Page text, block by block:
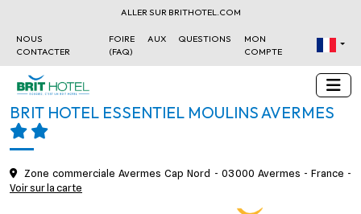
ALLER SUR BRITHOTEL.COM
NOUS
CONTACTER
FOIRE AUX QUESTIONS
(FAQ)
MON
COMPTE
BRIT HOTEL ESSENTIEL MOULINS AVERMES
Zone commerciale Avermes Cap Nord - 03000 Avermes - France -
Voir sur la carte